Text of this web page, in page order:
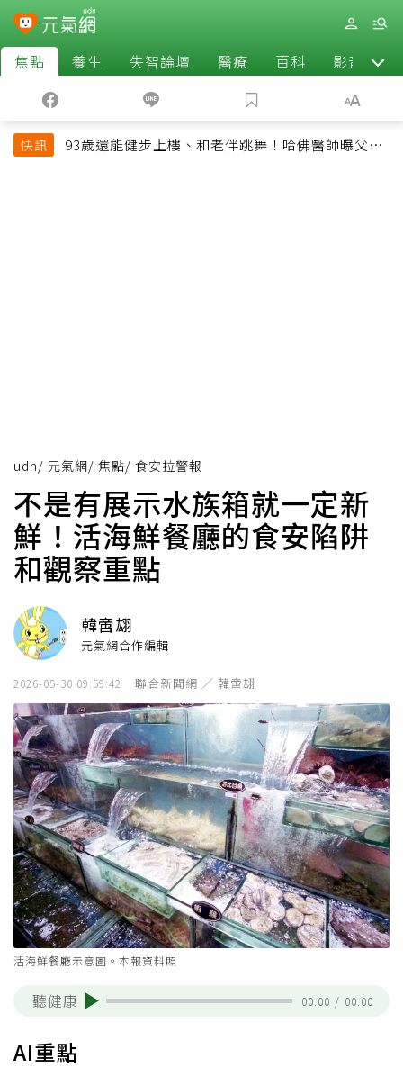
焦點 養生 失智論壇 醫療 百科 影音
快訊
93歲還能健步上樓、和老伴跳舞！哈佛醫師曝父親
udn/ 元氣網/ 焦點/ 食安拉警報
不是有展示水族箱就一定新
鮮！活海鮮餐廳的食安陷阱
和觀察重點
韓啻翃
元氣網合作編輯
2026-05-30 09:59:42 聯合新聞網 ／ 韓啻翃
活海鮮餐廳示意圖。本報資料照
聽健康 00:00 / 00:00
AI重點